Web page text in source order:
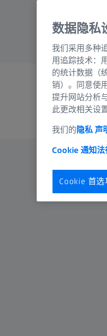
通过
数据隐私
我们采用多种
用追踪技术：
的统计数据（
销）。同意使
提升网站分析
此更改相关设
我们的 隐私 声
Cookie 通知法
Cookie 首选